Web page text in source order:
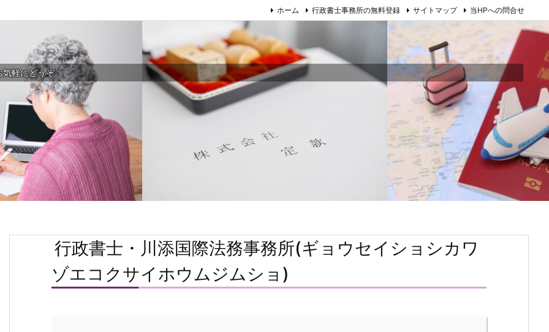
ホーム 行政書士事務所の無料登録 サイトマップ 当HPへの問合せ
気軽にどうぞ。
行政書士・川添国際法務事務所(ギョウセイショシカワ
ゾエコクサイホウムジムショ)